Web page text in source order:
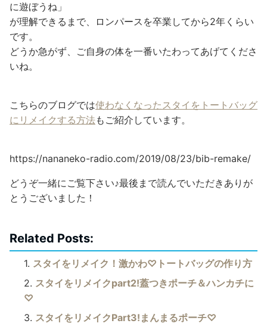
に遊ぼうね」
が理解できるまで、ロンパースを卒業してから2年くらい
です。
どうか急がず、ご自身の体を一番いたわってあげてくださ
いね。
こちらのブログでは使わなくなったスタイをトートバッグ
にリメイクする方法もご紹介しています。
https://nananeko-radio.com/2019/08/23/bib-remake/
どうぞ一緒にご覧下さい♪最後まで読んでいただきありが
とうございました！
Related Posts:
スタイをリメイク！激かわ♡トートバッグの作り方
スタイをリメイクpart2!蓋つきポーチ＆ハンカチに
♡
スタイをリメイクPart3!まんまるポーチ♡